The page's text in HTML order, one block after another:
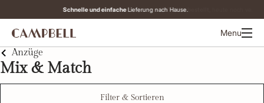
Schnelle und einfacheLieferung nach Hause.
An Werktagen vor 12:00 Uhr bestellt,heute noch versandt.
Menu
Anzüge
Mix & Match
Filter & Sortieren